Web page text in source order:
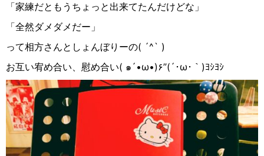
「家練だともうちょっと出来てたんだけどな」
「全然ダメダメだー」
って相方さんとしょんぼりーの( ´^` )
お互い宥め合い、慰め合い‪( ๑´•ω•)۶”(´･ω･｀)ﾖｼﾖｼ